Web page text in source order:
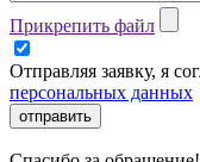
Прикрепить файл
Отправляя заявку, я
персональных данных
отправить